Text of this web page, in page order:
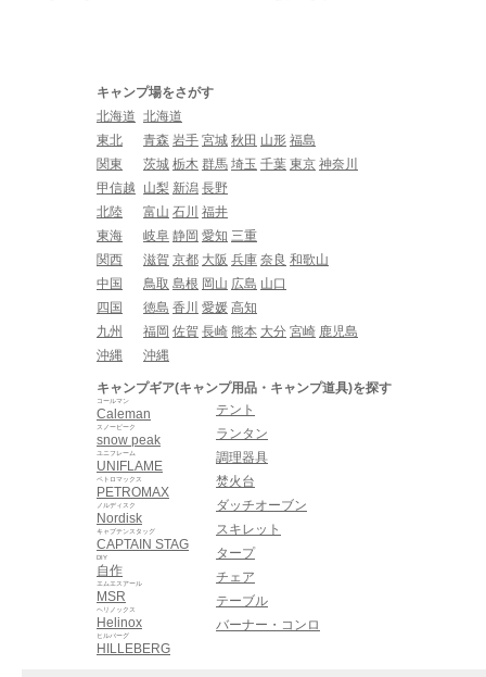
キャンプ場をさがす
北海道 北海道
東北
青森 岩手 宮城 秋田 山形 福島
関東
茨城 栃木 群馬 埼玉 千葉 東京 神奈川
甲信越
山梨 新潟 長野
北陸
富山 石川 福井
東海
岐阜 静岡 愛知 三重
関西
滋賀 京都 大阪 兵庫 奈良 和歌山
中国
鳥取 島根 岡山 広島 山口
四国
徳島 香川 愛媛 高知
九州
福岡 佐賀 長崎 熊本 大分 宮崎 鹿児島
沖縄
沖縄
キャンプギア(キャンプ用品・キャンプ道具)を探す
Caleman
コールマン
snow peak
スノーピーク
UNIFLAME
ユニフレーム
PETROMAX
ペトロマックス
Nordisk
ノルディスク
CAPTAIN STAG
キャプテンスタッグ
自作
DIY
MSR
エムエスアール
Helinox
ヘリノックス
HILLEBERG
ヒルバーグ
テント
ランタン
調理器具
焚火台
ダッチオーブン
スキレット
タープ
チェア
テーブル
バーナー・コンロ